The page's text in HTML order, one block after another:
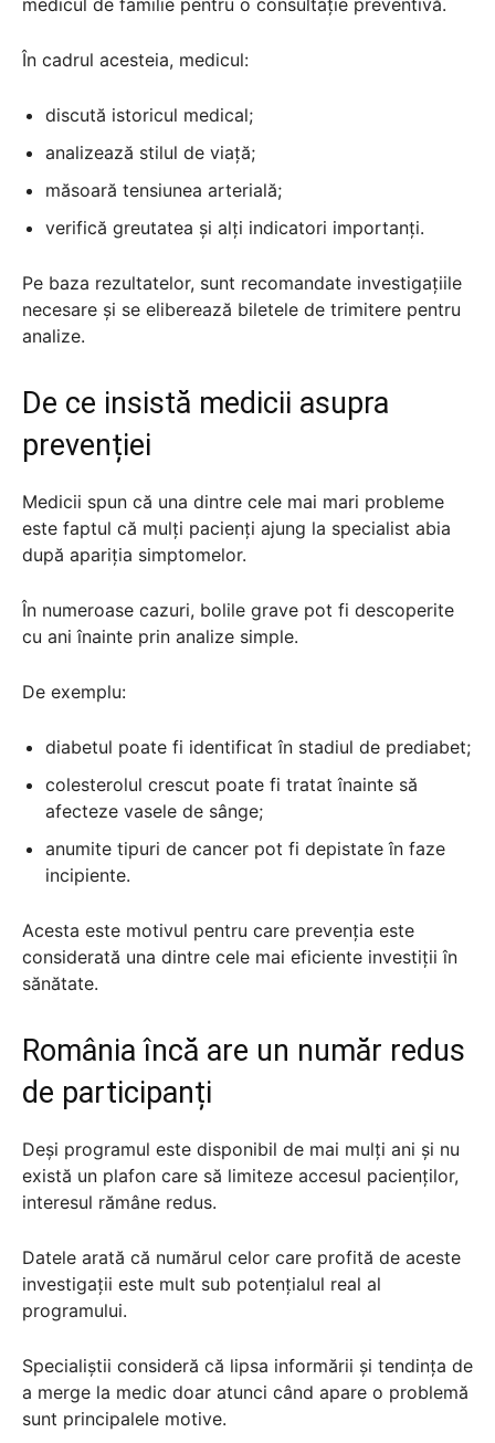
În cadrul acesteia, medicul:
discută istoricul medical;
analizează stilul de viață;
măsoară tensiunea arterială;
verifică greutatea și alți indicatori importanți.
Pe baza rezultatelor, sunt recomandate investigațiile
necesare și se eliberează biletele de trimitere pentru
analize.
De ce insistă medicii asupra
prevenției
Medicii spun că una dintre cele mai mari probleme
este faptul că mulți pacienți ajung la specialist abia
după apariția simptomelor.
În numeroase cazuri, bolile grave pot fi descoperite
cu ani înainte prin analize simple.
De exemplu:
diabetul poate fi identificat în stadiul de prediabet;
colesterolul crescut poate fi tratat înainte să
afecteze vasele de sânge;
anumite tipuri de cancer pot fi depistate în faze
incipiente.
Acesta este motivul pentru care prevenția este
considerată una dintre cele mai eficiente investiții în
sănătate.
România încă are un număr redus
de participanți
Deși programul este disponibil de mai mulți ani și nu
există un plafon care să limiteze accesul pacienților,
interesul rămâne redus.
Datele arată că numărul celor care profită de aceste
investigații este mult sub potențialul real al
programului.
Specialiștii consideră că lipsa informării și tendința de
a merge la medic doar atunci când apare o problemă
sunt principalele motive.